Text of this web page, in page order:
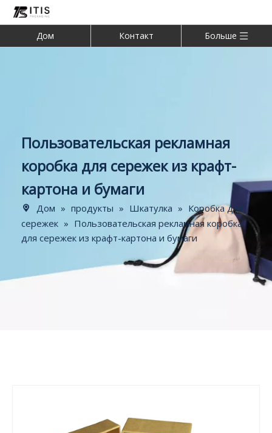
Дом Контакт Больше
Пользовательская рекламная
коробка для сережек из крафт-
картона и бумаги
Дом » продукты » Шкатулка » Коробка для
сережек » Пользовательская рекламная коробка
для сережек из крафт-картона и бумаги